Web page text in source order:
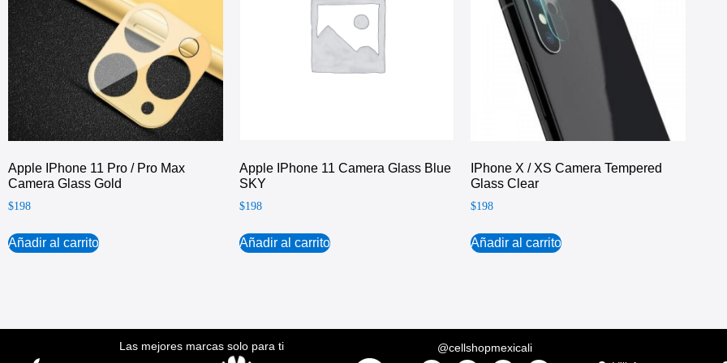
Apple IPhone 11 Pro / Pro Max
Camera Glass Gold
$198
Añadir al carrito
Apple IPhone 11 Camera Glass Blue
SKY
$198
Añadir al carrito
IPhone X / XS Camera Tempered
Glass Clear
$198
Añadir al carrito
Las mejores marcas solo para ti @cellshopmexicali